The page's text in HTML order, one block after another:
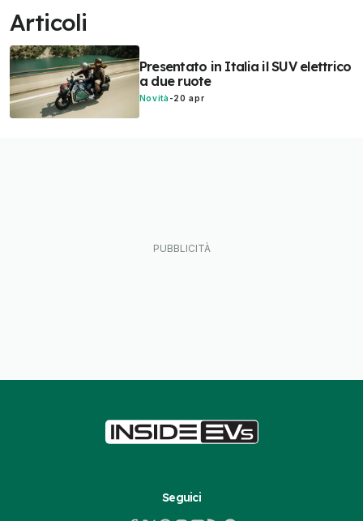
Articoli
Presentato in Italia il SUV elettrico
a due ruote
Novità -20 apr
Seguici